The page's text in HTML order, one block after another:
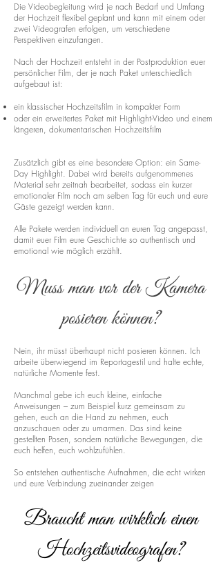
Die Videobegleitung wird je nach Bedarf und Umfang
der Hochzeit flexibel geplant und kann mit einem oder
zwei Videografen erfolgen, um verschiedene
Perspektiven einzufangen.
Nach der Hochzeit entsteht in der Postproduktion euer
persönlicher Film, der je nach Paket unterschiedlich
aufgebaut ist:
ein klassischer Hochzeitsfilm in kompakter Form
oder ein erweitertes Paket mit Highlight-Video und einem
längeren, dokumentarischen Hochzeitsfilm
Zusätzlich gibt es eine besondere Option: ein Same-
Day Highlight. Dabei wird bereits aufgenommenes
Material sehr zeitnah bearbeitet, sodass ein kurzer
emotionaler Film noch am selben Tag für euch und eure
Gäste gezeigt werden kann.
Alle Pakete werden individuell an euren Tag angepasst,
damit euer Film eure Geschichte so authentisch und
emotional wie möglich erzählt.
Muss man vor der Kamera
posieren können?
Nein, ihr müsst überhaupt nicht posieren können. Ich
arbeite überwiegend im Reportagestil und halte echte,
natürliche Momente fest.
Manchmal gebe ich euch kleine, einfache
Anweisungen – zum Beispiel kurz gemeinsam zu
gehen, euch an die Hand zu nehmen, euch
anzuschauen oder zu umarmen. Das sind keine
gestellten Posen, sondern natürliche Bewegungen, die
euch helfen, euch wohlzufühlen.
So entstehen authentische Aufnahmen, die echt wirken
und eure Verbindung zueinander zeigen
Braucht man wirklich einen
Hochzeitsvideografen?